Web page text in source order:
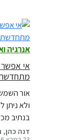
אנרגיה
אי
מתחדשת
אור
ולא
בנתיב
לחסום
דנה כהן,